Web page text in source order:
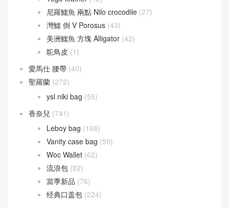
尼羅鱷魚 兩點 Nilo crocodile (27)
灣鱷 倒 V Porosus (43)
美洲鱷魚 方塊 Alligator (42)
鴕鳥皮 (1)
愛馬仕 腰帶 (40)
聖羅蘭 (272)
ysl niki bag (55)
香奈兒 (741)
Leboy bag (168)
Vanity case bag (59)
Woc Wallet (62)
流浪包 (82)
當季新品 (76)
经典口盖包 (224)